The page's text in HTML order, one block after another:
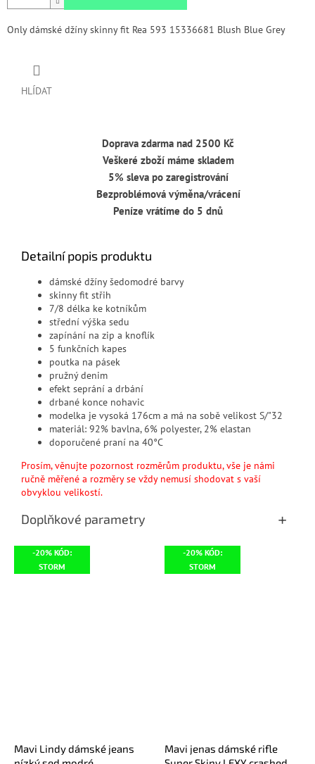
Only dámské džíny skinny fit Rea 593 15336681 Blush Blue Grey
HLÍDAT
Doprava zdarma nad 2500 Kč
Veškeré zboží máme skladem
5% sleva po zaregistrování
Bezproblémová výměna/vrácení
Peníze vrátíme do 5 dnů
Detailní popis produktu
dámské džíny šedomodré barvy
skinny fit střih
7/8 délka ke kotníkům
střední výška sedu
zapínání na zip a knoflík
5 funkčních kapes
poutka na pásek
pružný denim
efekt seprání a drbání
drbané konce nohavic
modelka je vysoká 176cm a má na sobě velikost S/"32
materiál: 92% bavlna, 6% polyester, 2% elastan
doporučené praní na 40°C
Prosím, věnujte pozornost rozměrům produktu, vše je námi
ručně měřené a rozměry se vždy nemusí shodovat s vaší
obvyklou velikostí.
Doplňkové parametry
-20% KÓD:
STORM
Mavi Lindy dámské jeans
-20% KÓD:
STORM
Mavi jenas dámské rifle